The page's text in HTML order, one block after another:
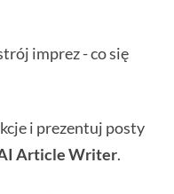
imprez - co się
i prezentuj posty
Article Writer.